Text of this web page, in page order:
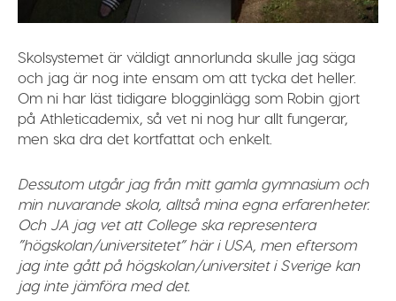
Skolsystemet är väldigt annorlunda skulle jag säga
och jag är nog inte ensam om att tycka det heller.
Om ni har läst tidigare blogginlägg som Robin gjort
på Athleticademix, så vet ni nog hur allt fungerar,
men ska dra det kortfattat och enkelt.
Dessutom utgår jag från mitt gamla gymnasium och
min nuvarande skola, alltså mina egna erfarenheter.
Och JA jag vet att College ska representera
”högskolan/universitetet” här i USA, men eftersom
jag inte gått på högskolan/universitet i Sverige kan
jag inte jämföra med det.